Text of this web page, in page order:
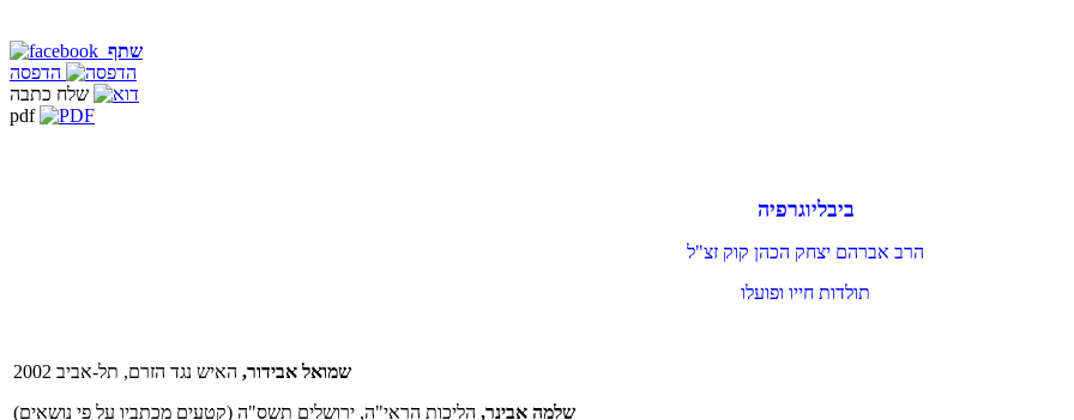
שתף
הדפסה
pdf
ביבליוגרפיה
הרב אברהם יצחק הכהן קוק זצ"ל
תולדות חייו ופועלו
שמואל אבידור, האיש נגד הזרם, תל-אביב 2002
שלמה אבינר, הליכות הראי"ה, ירושלים תשס"ה (קטעים מכתביו על פי נושאים)